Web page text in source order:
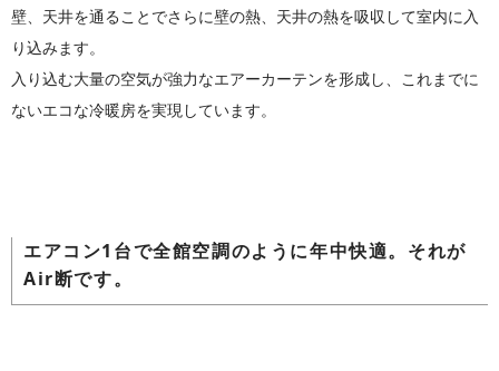
壁、天井を通ることでさらに壁の熱、天井の熱を吸収して室内に入
り込みます。
入り込む大量の空気が強力なエアーカーテンを形成し、これまでに
ないエコな冷暖房を実現しています。
エアコン1台で全館空調のように年中快適。それが
Air断です。